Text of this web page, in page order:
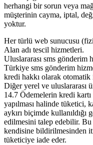
herhangi bir sorun veya
müşterinin cayma, iptal,
yoktur.
Her türlü web sunucusu
Alan adı tescil hizmetleri.
Uluslararası sms gönderim
Türkiye sms gönderim
kredi hakkı olarak otomatik
Diğer yerel ve uluslararası
14.7 Ödemelerin kredi
yapılması halinde tüketici,
aykırı biçimde
edilmesini talep edebilir. Bu
kendisine bildirilmesinden
tüketiciye iade eder.